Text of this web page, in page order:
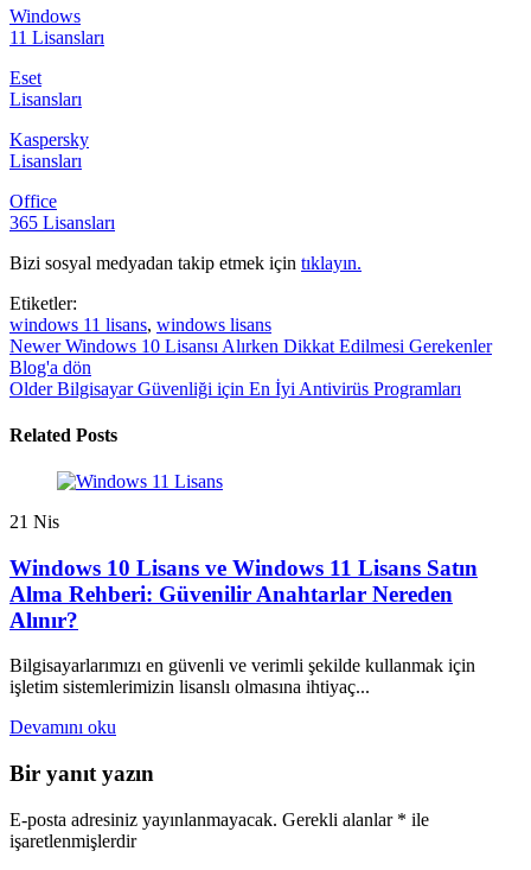
Windows
11 Lisansları
Eset
Lisansları
Kaspersky
Lisansları
Office
365 Lisansları
Bizi sosyal medyadan takip etmek için tıklayın.
Etiketler:
windows 11 lisans, windows lisans
Newer Windows 10 Lisansı Alırken Dikkat Edilmesi Gerekenler
Blog'a dön
Older Bilgisayar Güvenliği için En İyi Antivirüs Programları
Related Posts
21 Nis
Windows 10 Lisans ve Windows 11 Lisans Satın
Alma Rehberi: Güvenilir Anahtarlar Nereden
Alınır?
Bilgisayarlarımızı en güvenli ve verimli şekilde kullanmak için
işletim sistemlerimizin lisanslı olmasına ihtiyaç...
Devamını oku
Bir yanıt yazın
E-posta adresiniz yayınlanmayacak. Gerekli alanlar * ile
işaretlenmişlerdir